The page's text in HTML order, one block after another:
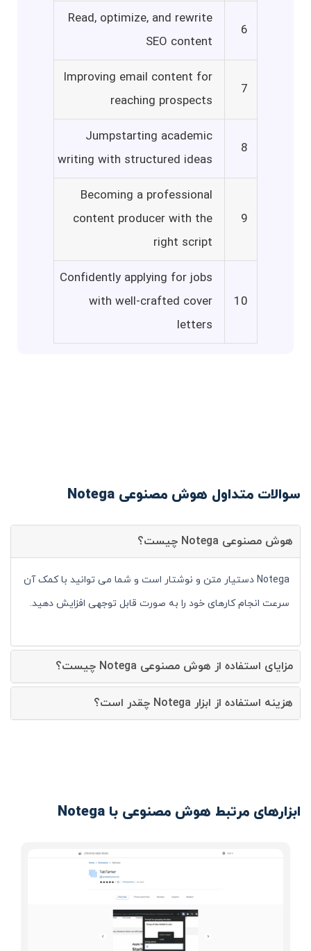
6
Read, optimize, and rewrite
SEO content
7
Improving email content for
reaching prospects
8
Jumpstarting academic
writing with structured ideas
9
Becoming a professional
content producer with the
right script
10
Confidently applying for jobs
with well-crafted cover
letters
سوالات متداول هوش مصنوعی Notega
هوش مصنوعی Notega چیست؟
Notega دستیار متن و نوشتار است و شما می توانید با کمک آن
سرعت انجام کارهای خود را به صورت قابل توجهی افزایش دهید.
مزایای استفاده از هوش مصنوعی Notega چیست؟
هزینه استفاده از ابزار Notega چقدر است؟
ابزارهای مرتبط هوش مصنوعی با Notega